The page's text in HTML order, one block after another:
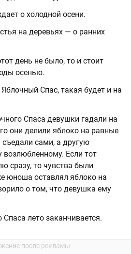
о холодной осени.
на деревьях — о ранних
день не было, то и стоит
осенью.
Спас, такая будет и на
Спаса девушки гадали на
они делили яблоко на равные
съедали сами, а другую
возлюбленному. Если тот
сразу, то чувства были
юноша оставлял яблоко на
о том, что девушка ему
Спаса лето заканчивается.